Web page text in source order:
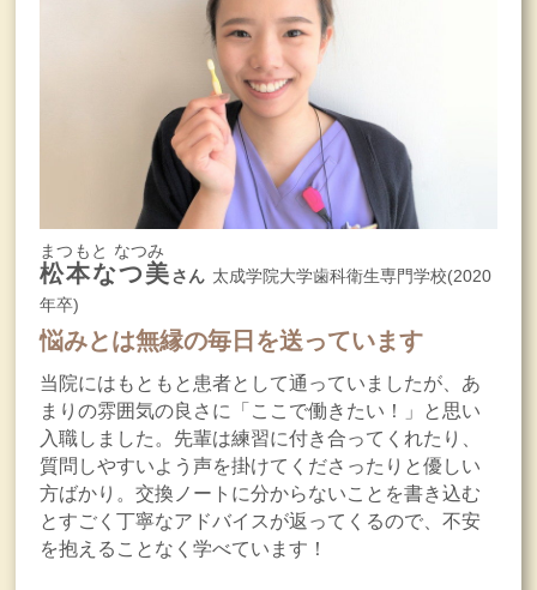
まつもと なつみ
松本なつ美 さん 太成学院大学歯科衛生専門学校(2020
年卒)
悩みとは無縁の毎日を送っています
当院にはもともと患者として通っていましたが、あ
まりの雰囲気の良さに「ここで働きたい！」と思い
入職しました。先輩は練習に付き合ってくれたり、
質問しやすいよう声を掛けてくださったりと優しい
方ばかり。交換ノートに分からないことを書き込む
とすごく丁寧なアドバイスが返ってくるので、不安
を抱えることなく学べています！